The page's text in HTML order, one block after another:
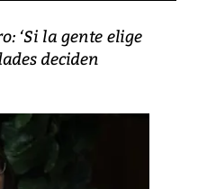
‘Si la gente elige
deciden